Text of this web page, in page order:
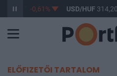
363,17 -0,61% USD/HUF 314,20
ELŐFIZETŐI TARTALOM